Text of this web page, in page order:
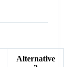
Alternative